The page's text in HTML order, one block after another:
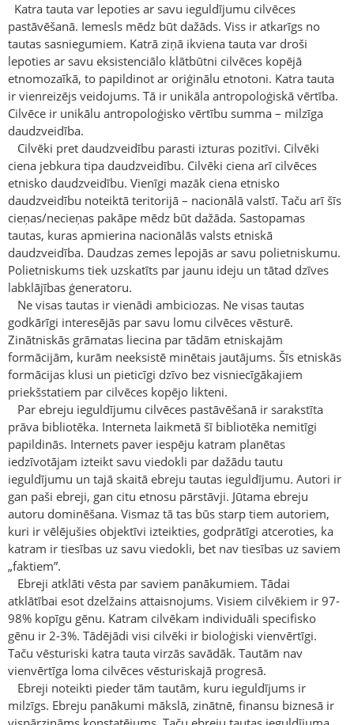
Katra tauta var lepoties ar savu ieguldījumu cilvēces
pastāvēšanā. Iemesls mēdz būt dažāds. Viss ir atkarīgs no
tautas sasniegumiem. Katrā ziņā ikviena tauta var droši
lepoties ar savu eksistenciālo klātbūtni cilvēces kopējā
etnomozaīkā, to papildinot ar oriģinālu etnotoni. Katra tauta
ir vienreizējs veidojums. Tā ir unikāla antropoloģiskā vērtība.
Cilvēce ir unikālu antropoloģisko vērtību summa – milzīga
daudzveidība.
Cilvēki pret daudzveidību parasti izturas pozitīvi. Cilvēki
ciena jebkura tipa daudzveidību. Cilvēki ciena arī cilvēces
etnisko daudzveidību. Vienīgi mazāk ciena etnisko
daudzveidību noteiktā teritorijā – nacionālā valstī. Taču arī šīs
cieņas/necieņas pakāpe mēdz būt dažāda. Sastopamas
tautas, kuras apmierina nacionālās valsts etniskā
daudzveidība. Daudzas zemes lepojās ar savu polietniskumu.
Polietniskums tiek uzskatīts par jaunu ideju un tātad dzīves
labklājības ģeneratoru.
Ne visas tautas ir vienādi ambiciozas. Ne visas tautas
godkārīgi interesējās par savu lomu cilvēces vēsturē.
Zinātniskās grāmatas liecina par tādām etniskajām
formācijām, kurām neeksistē minētais jautājums. Šīs etniskās
formācijas klusi un pieticīgi dzīvo bez visniecīgākajiem
priekšstatiem par cilvēces kopējo likteni.
Par ebreju ieguldījumu cilvēces pastāvēšanā ir sarakstīta
prāva bibliotēka. Interneta laikmetā šī bibliotēka nemitīgi
papildinās. Internets paver iespēju katram planētas
iedzīvotājam izteikt savu viedokli par dažādu tautu
ieguldījumu un tajā skaitā ebreju tautas ieguldījumu. Autori ir
gan paši ebreji, gan citu etnosu pārstāvji. Jūtama ebreju
autoru dominēšana. Vismaz tā tas būs starp tiem autoriem,
kuri ir vēlējušies objektīvi izteikties, godprātīgi atceroties, ka
katram ir tiesības uz savu viedokli, bet nav tiesības uz saviem
„faktiem”.
Ebreji atklāti vēsta par saviem panākumiem. Tādai
atklātībai esot dzelžains attaisnojums. Visiem cilvēkiem ir 97-
98% kopīgu gēnu. Katram cilvēkam individuāli specifisko
gēnu ir 2-3%. Tādējādi visi cilvēki ir bioloģiski vienvērtīgi.
Taču vēsturiski katra tauta virzās savādāk. Tautām nav
vienvērtīga loma cilvēces vēsturiskajā progresā.
Ebreji noteikti pieder tām tautām, kuru ieguldījums ir
milzīgs. Ebreju panākumi mākslā, zinātnē, finansu biznesā ir